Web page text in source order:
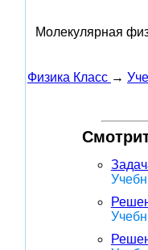
Молекулярная
Физика Класс →